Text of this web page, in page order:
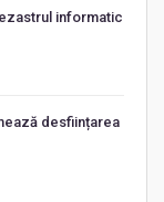
informatic
desființarea